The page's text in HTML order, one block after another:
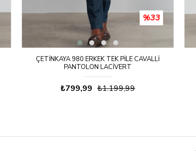
ÇETINKAYA 980 ERKEK TEK PILE CAVALLI
PANTOLON LACIVERT
₺799,99 ₺1.199,99
%33